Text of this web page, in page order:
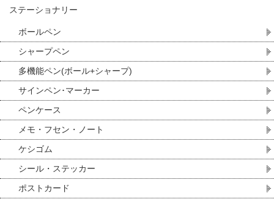
ステーショナリー
ボールペン
シャープペン
多機能ペン(ボール+シャープ)
サインペン･マーカー
ペンケース
メモ・フセン・ノート
ケシゴム
シール・ステッカー
ポストカード